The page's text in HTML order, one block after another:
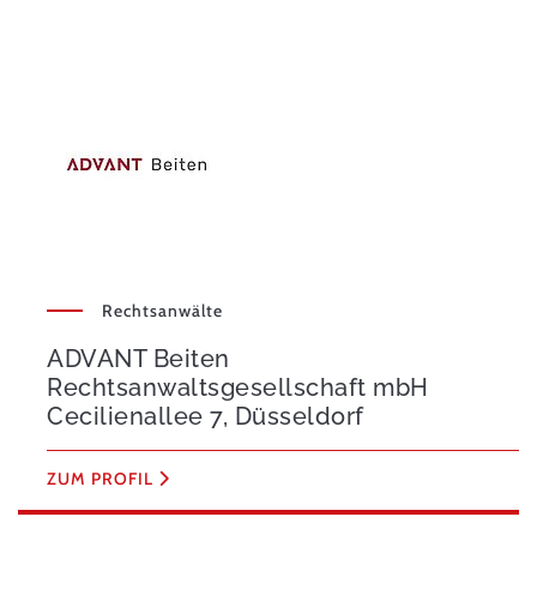
Rechtsanwälte
ADVANT Beiten
Rechtsanwaltsgesellschaft mbH
Cecilienallee 7, Düsseldorf
ZUM PROFIL